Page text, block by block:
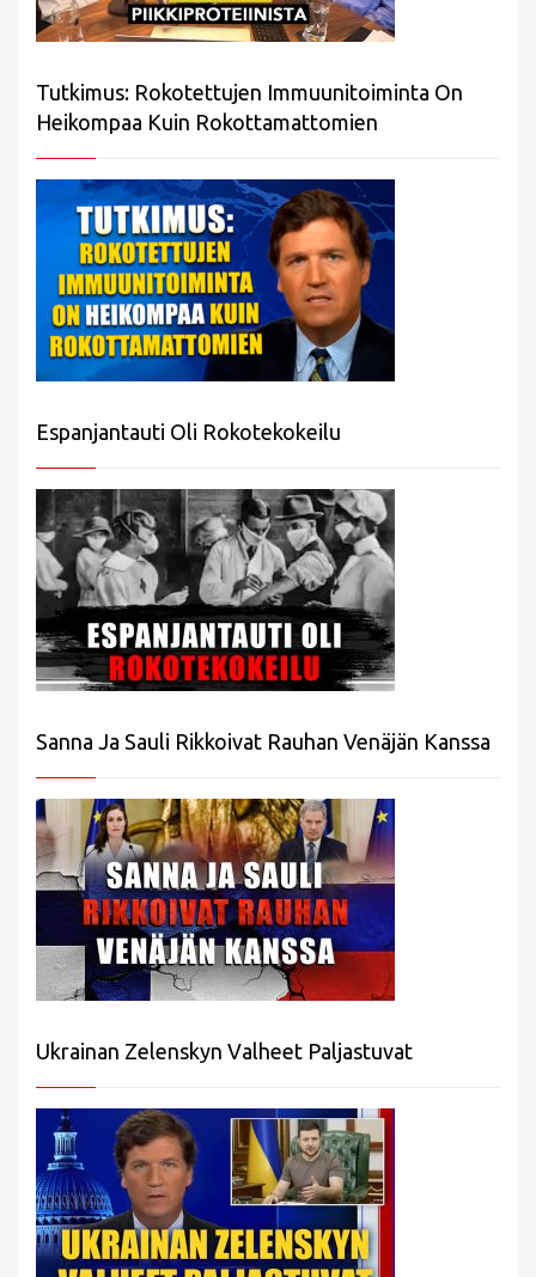
Tutkimus: Rokotettujen Immuunitoiminta On
Heikompaa Kuin Rokottamattomien
Espanjantauti Oli Rokotekokeilu
Sanna Ja Sauli Rikkoivat Rauhan Venäjän Kanssa
Ukrainan Zelenskyn Valheet Paljastuvat